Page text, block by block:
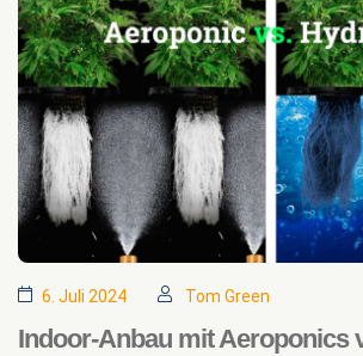
6. Juli 2024 Tom Green
Indoor-Anbau mit Aeroponics